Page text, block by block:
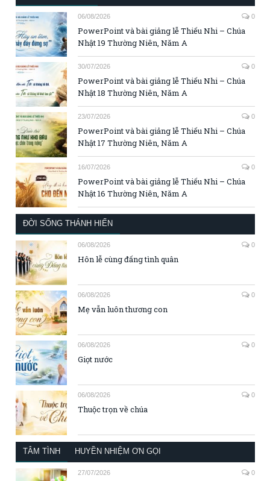
06/08/2026 0
PowerPoint và bài giảng lễ Thiếu Nhi – Chúa
Nhật 19 Thường Niên, Năm A
30/07/2026 0
PowerPoint và bài giảng lễ Thiếu Nhi – Chúa
Nhật 18 Thường Niên, Năm A
23/07/2026 0
PowerPoint và bài giảng lễ Thiếu Nhi – Chúa
Nhật 17 Thường Niên, Năm A
16/07/2026 0
PowerPoint và bài giảng lễ Thiếu Nhi – Chúa
Nhật 16 Thường Niên, Năm A
ĐỜI SỐNG THÁNH HIẾN
06/08/2026 0
Hôn lễ cùng đấng tình quân
06/08/2026 0
Mẹ vẫn luôn thương con
06/08/2026 0
Giọt nước
06/08/2026 0
Thuộc trọn về chúa
TÂM TÌNH HUYỀN NHIỆM ƠN GỌI
27/07/2026 0